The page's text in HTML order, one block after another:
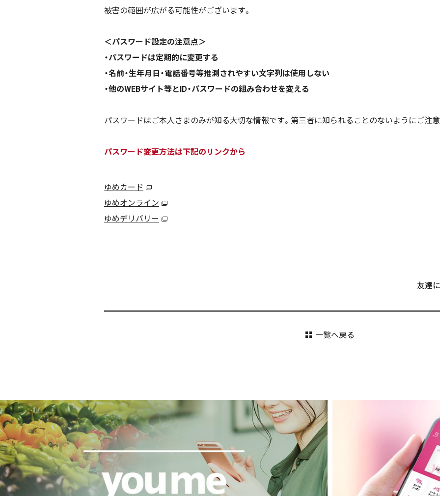
被害の範囲が広がる可能性がございます。
＜パスワード設定の注意点＞
・パスワードは定期的に変更する
・名前・生年月日・電話番号等推測されやすい文字列は使用しない
・他のWEBサイト等とID・パスワードの組み合わせを変える
パスワードはご本人さまのみが知る大切な情報です。第三者に知られることのないようにご注意
パスワード変更方法は下記のリンクから
ゆめカード
ゆめオンライン
ゆめデリバリー
友達
一覧へ戻る